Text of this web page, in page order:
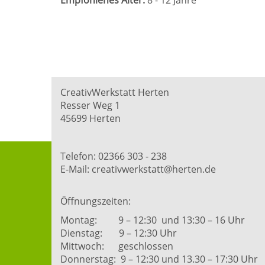
CreativWerkstatt Herten
Resser Weg 1
45699 Herten
Telefon: 02366 303 - 238
E-Mail: creativwerkstatt@herten.de
Öffnungszeiten:
Montag: 9 – 12:30 und 13:30 – 16 Uhr
Dienstag: 9 – 12:30 Uhr
Mittwoch: geschlossen
Donnerstag: 9 – 12:30 und 13.30 – 17:30 Uhr